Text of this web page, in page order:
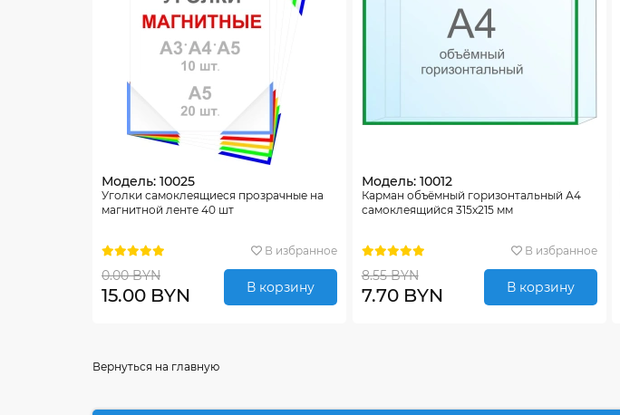
Модель: 10025
Уголки самоклеящиеся прозрачные на
магнитной ленте 40 шт
В избранное
0.00 BYN
15.00 BYN В корзину
Модель: 10012
Карман объёмный горизонтальный А4
самоклеящийся 315х215 мм
В избранное
8.55 BYN
7.70 BYN В корзину
Вернуться на главную